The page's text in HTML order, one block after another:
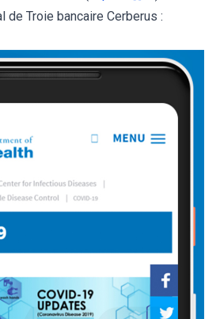
de Troie bancaire Cerberus :